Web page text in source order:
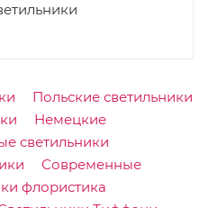
Польские светильники
Немецкие
светильники
Современные
флористика